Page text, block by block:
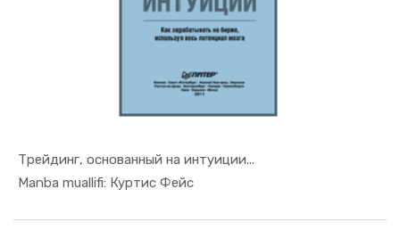
Трейдинг, основанный на интуиции...
Manba muallifi: Куртис Фейс
In Moliya,...